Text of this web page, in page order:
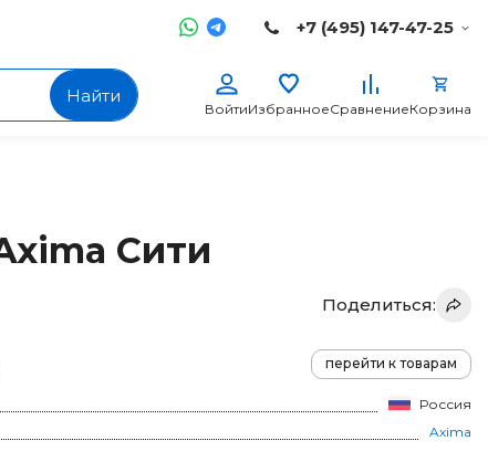
+7 (495) 147-47-25
Найти
ВойтиИзбранноеСравнениеКорзина
Сити
Поделиться:
перейти к товарам
Россия
Axima